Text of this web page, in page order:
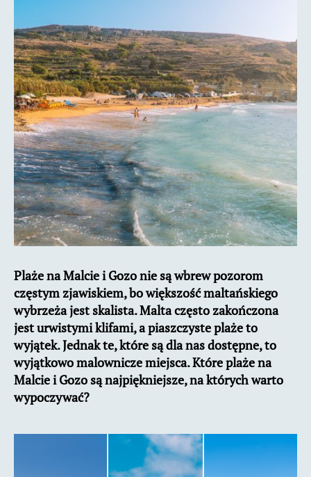
Plaże na Malcie i Gozo nie są wbrew pozorom
częstym zjawiskiem, bo większość maltańskiego
wybrzeża jest skalista. Malta często zakończona
jest urwistymi klifami, a piaszczyste plaże to
wyjątek. Jednak te, które są dla nas dostępne, to
wyjątkowo malownicze miejsca. Które plaże na
Malcie i Gozo są najpiękniejsze, na których warto
wypoczywać?